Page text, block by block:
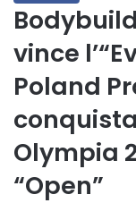
vince
Poland
Olympia
“Open”